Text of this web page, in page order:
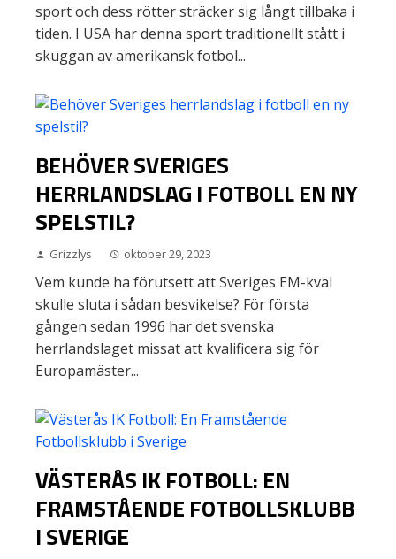
sport och dess rötter sträcker sig långt tillbaka i
tiden. I USA har denna sport traditionellt stått i
skuggan av amerikansk fotbol...
BEHÖVER SVERIGES
HERRLANDSLAG I FOTBOLL EN NY
SPELSTIL?
Grizzlys oktober 29, 2023
Vem kunde ha förutsett att Sveriges EM-kval
skulle sluta i sådan besvikelse? För första
gången sedan 1996 har det svenska
herrlandslaget missat att kvalificera sig för
Europamäster...
VÄSTERÅS IK FOTBOLL: EN
FRAMSTÅENDE FOTBOLLSKLUBB
I SVERIGE